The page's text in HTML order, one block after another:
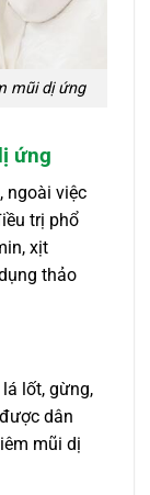
mũi dị ứng
ứng
ngoài việc
trị phổ
xịt
thảo
lốt, gừng,
dân
mũi dị